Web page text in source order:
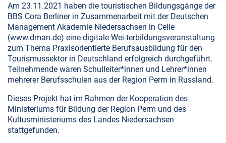
Am 23.11.2021 haben die touristischen Bildungsgänge der
BBS Cora Berliner in Zusammenarbeit mit der Deutschen
Management Akademie Niedersachsen in Celle
(www.dman.de) eine digitale Wei-terbildungsveranstaltung
zum Thema Praxisorientierte Berufsausbildung für den
Tourismussektor in Deutschland erfolgreich durchgeführt.
Teilnehmende waren Schulleiter*innen und Lehrer*innen
mehrerer Berufsschulen aus der Region Perm in Russland.
Dieses Projekt hat im Rahmen der Kooperation des
Ministeriums für Bildung der Region Perm und des
Kultusministeriums des Landes Niedersachsen
stattgefunden.